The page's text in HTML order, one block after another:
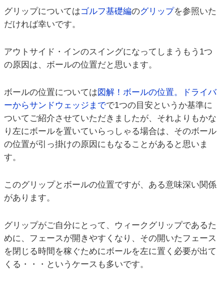
グリップについてはゴルフ基礎編のグリップを参照いた
だければ幸いです。
アウトサイド・インのスイングになってしまうもう1つ
の原因は、ボールの位置だと思います。
ボールの位置については図解！ボールの位置。ドライバ
ーからサンドウェッジまでで1つの目安というか基準に
ついてご紹介させていただきましたが、それよりもかな
り左にボールを置いていらっしゃる場合は、そのボール
の位置が引っ掛けの原因にもなることがあると思いま
す。
このグリップとボールの位置ですが、ある意味深い関係
があります。
グリップがご自分にとって、ウィークグリップであるた
めに、フェースが開きやすくなり、その開いたフェース
を閉じる時間を稼ぐためにボールを左に置く必要が出て
くる・・・というケースも多いです。